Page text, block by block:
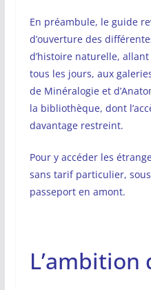
En préambule, le guide
d’ouverture des
d’histoire naturelle,
tous les jours, aux
de Minéralogie et
la bibliothèque, dont
davantage restreint.
Pour y accéder les
sans tarif particulier,
passeport en amont.
L’ambition